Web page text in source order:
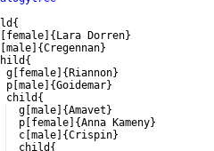
{
female { Lara Dorren}
male {Cregennan}
{
g
female { Riannon}
p
male {Goidemar}
child
{
  g
male {Amavet }
  p
female {Anna Kameny}
  c
male {Crispin}
  child
{